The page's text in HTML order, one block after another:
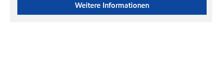
Weitere Informationen